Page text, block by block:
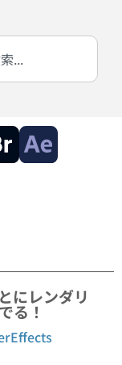
にレンダリ
る！